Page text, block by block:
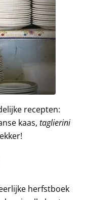
recepten:
kaas,taglierini
herfstboek